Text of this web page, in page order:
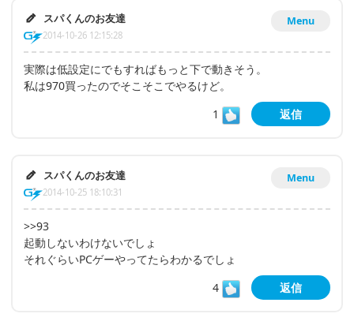
Menu
スパくんのお友達
2014-10-26 12:15:28
実際は低設定にでもすればもっと下で動きそう。
私は970買ったのでそこそこでやるけど。
1
返信
Menu
スパくんのお友達
2014-10-25 18:10:31
>>93
起動しないわけないでしょ
それぐらいPCゲーやってたらわかるでしょ
4
返信